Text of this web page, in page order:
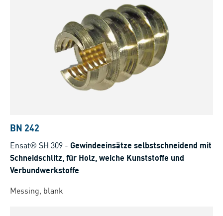
BN 242
Ensat® SH 309 - Gewindeeinsätze selbstschneidend mit
Schneidschlitz, für Holz, weiche Kunststoffe und
Verbundwerkstoffe
Messing, blank